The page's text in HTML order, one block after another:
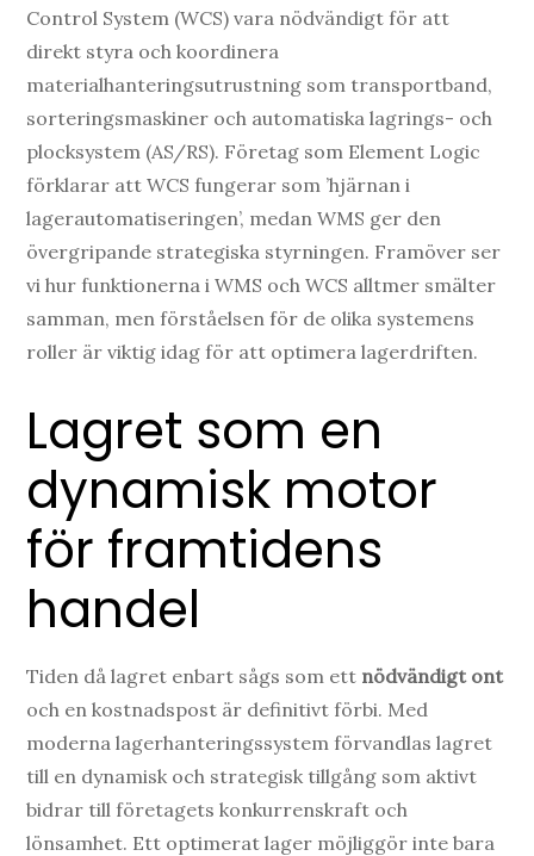
Control System (WCS) vara nödvändigt för att
direkt styra och koordinera
materialhanteringsutrustning som transportband,
sorteringsmaskiner och automatiska lagrings- och
plocksystem (AS/RS). Företag som Element Logic
förklarar att WCS fungerar som ’hjärnan i
lagerautomatiseringen’, medan WMS ger den
övergripande strategiska styrningen. Framöver ser
vi hur funktionerna i WMS och WCS alltmer smälter
samman, men förståelsen för de olika systemens
roller är viktig idag för att optimera lagerdriften.
Lagret som en
dynamisk motor
för framtidens
handel
Tiden då lagret enbart sågs som ett nödvändigt ont
och en kostnadspost är definitivt förbi. Med
moderna lagerhanteringssystem förvandlas lagret
till en dynamisk och strategisk tillgång som aktivt
bidrar till företagets konkurrenskraft och
lönsamhet. Ett optimerat lager möjliggör inte bara